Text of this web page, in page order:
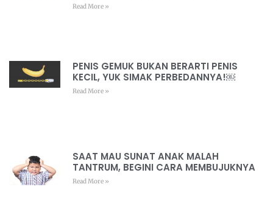
Read More »
PENIS GEMUK BUKAN BERARTI PENIS
KECIL, YUK SIMAK PERBEDANNYA!￼
Read More »
SAAT MAU SUNAT ANAK MALAH
TANTRUM, BEGINI CARA MEMBUJUKNYA
Read More »